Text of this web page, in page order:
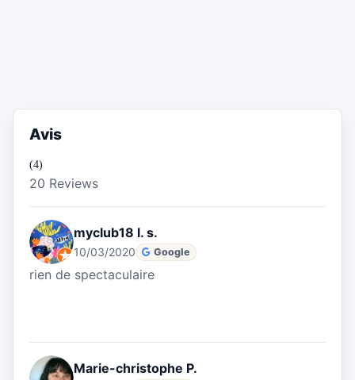
Avis
(4)
20 Reviews
myclub18 l. s.
10/03/2020 Google
rien de spectaculaire
Marie-christophe P.